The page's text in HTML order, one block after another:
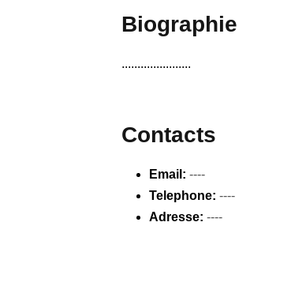
Biographie
......................
Contacts
Email: ----
Telephone: ----
Adresse: ----